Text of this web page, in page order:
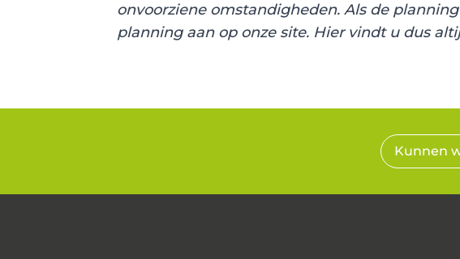
onvoorziene omstandigheden. Als de
planning aan op onze site. Hier vindt u dus
Kunnen